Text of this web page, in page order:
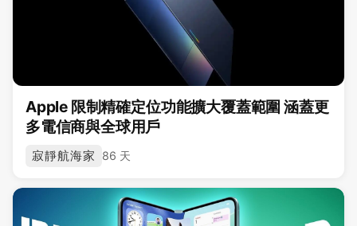
Apple 限制精確定位功能擴大覆蓋範圍 涵蓋更
多電信商與全球用戶
寂靜航海家 86 天